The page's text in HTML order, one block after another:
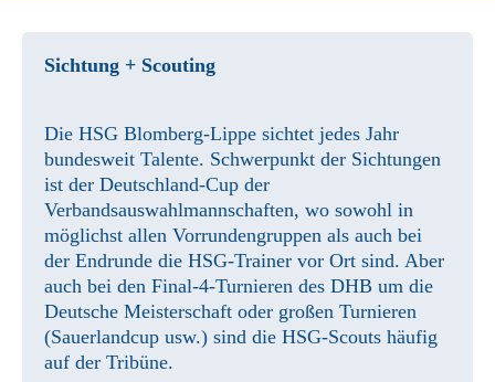
Sichtung + Scouting
Die HSG Blomberg-Lippe sichtet jedes Jahr
bundesweit Talente. Schwerpunkt der Sichtungen
ist der Deutschland-Cup der
Verbandsauswahlmannschaften, wo sowohl in
möglichst allen Vorrundengruppen als auch bei
der Endrunde die HSG-Trainer vor Ort sind. Aber
auch bei den Final-4-Turnieren des DHB um die
Deutsche Meisterschaft oder großen Turnieren
(Sauerlandcup usw.) sind die HSG-Scouts häufig
auf der Tribüne.